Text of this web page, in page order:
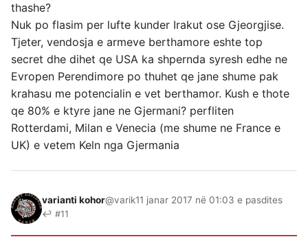
thashe?
Nuk po flasim per lufte kunder Irakut ose Gjeorgjise.
Tjeter, vendosja e armeve berthamore eshte top
secret dhe dihet qe USA ka shpernda syresh edhe ne
Evropen Perendimore po thuhet qe jane shume pak
krahasu me potencialin e vet berthamor. Kush e thote
qe 80% e ktyre jane ne Gjermani? perfliten
Rotterdami, Milan e Venecia (me shume ne France e
UK) e vetem Keln nga Gjermania
varianti kohor@varik11 janar 2017 në 01:03 e pasdites
↩ #11